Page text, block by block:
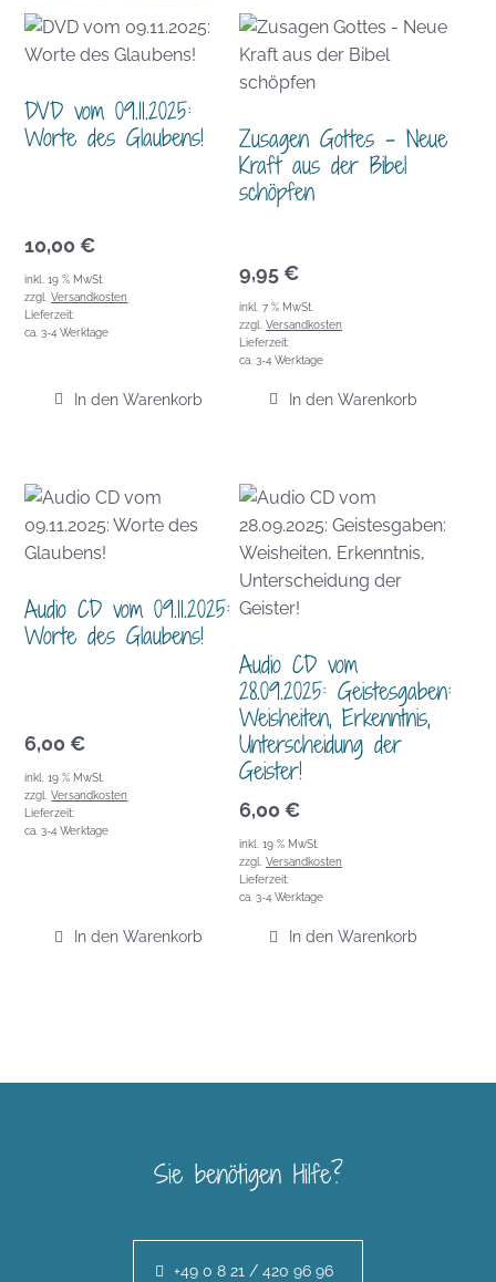
DVD vom 09.11.2025:
Worte des Glaubens!
10,00 €
inkl. 19 % MwSt.
zzgl.Versandkosten
Lieferzeit:
ca. 3-4 Werktage
In den Warenkorb
Zusagen Gottes – Neue
Kraft aus der Bibel
schöpfen
9,95 €
inkl. 7 % MwSt.
zzgl. Versandkosten
Lieferzeit:
ca. 3-4 Werktage
In den Warenkorb
Audio CD vom 09.11.2025:
Worte des Glaubens!
6,00 €
inkl. 19 % MwSt.
zzgl.Versandkosten
Lieferzeit:
ca. 3-4 Werktage
In den Warenkorb
Audio CD vom
28.09.2025: Geistesgaben:
Weisheiten, Erkenntnis,
Unterscheidung der
Geister!
6,00 €
inkl. 19 % MwSt.
zzgl. Versandkosten
Lieferzeit:
ca. 3-4 Werktage
In den Warenkorb
Sie benötigen Hilfe?
+49 0 8 21 / 420 96 96